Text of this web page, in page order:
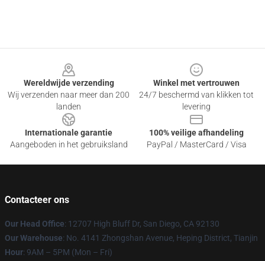
Wereldwijde verzending
Wij verzenden naar meer dan 200
landen
Winkel met vertrouwen
24/7 beschermd van klikken tot
levering
Internationale garantie
Aangeboden in het gebruiksland
100% veilige afhandeling
PayPal / MasterCard / Visa
Contacteer ons
Our Head Office: 12707 High Bluff Dr, San Diego, CA 92130
Our Warehouse: No. 4141 Zhongshan Avenue, Heping District, Tianjin
Hour: 9AM – 5PM (Mon – Fri)